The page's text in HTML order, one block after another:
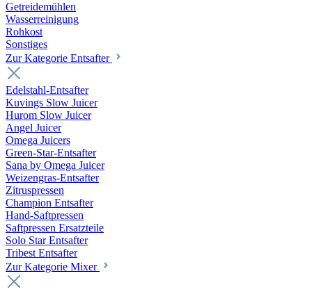
Getreidemühlen
Wasserreinigung
Rohkost
Sonstiges
Zur Kategorie Entsafter
Edelstahl-Entsafter
Kuvings Slow Juicer
Hurom Slow Juicer
Angel Juicer
Omega Juicers
Green-Star-Entsafter
Sana by Omega Juicer
Weizengras-Entsafter
Zitruspressen
Champion Entsafter
Hand-Saftpressen
Saftpressen Ersatzteile
Solo Star Entsafter
Tribest Entsafter
Zur Kategorie Mixer